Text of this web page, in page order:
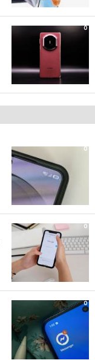
0
0
0
0